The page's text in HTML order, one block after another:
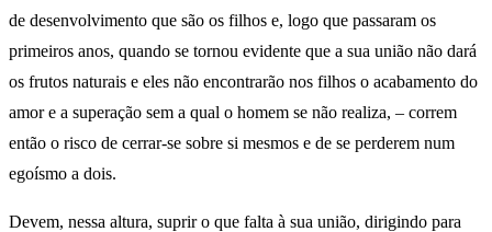
de desenvolvimento que são os filhos e, logo que passaram os
primeiros anos, quando se tornou evidente que a sua união não dará
os frutos naturais e eles não encontrarão nos filhos o acabamento do
amor e a superação sem a qual o homem se não realiza, – correm
então o risco de cerrar-se sobre si mesmos e de se perderem num
egoísmo a dois.
Devem, nessa altura, suprir o que falta à sua união, dirigindo para